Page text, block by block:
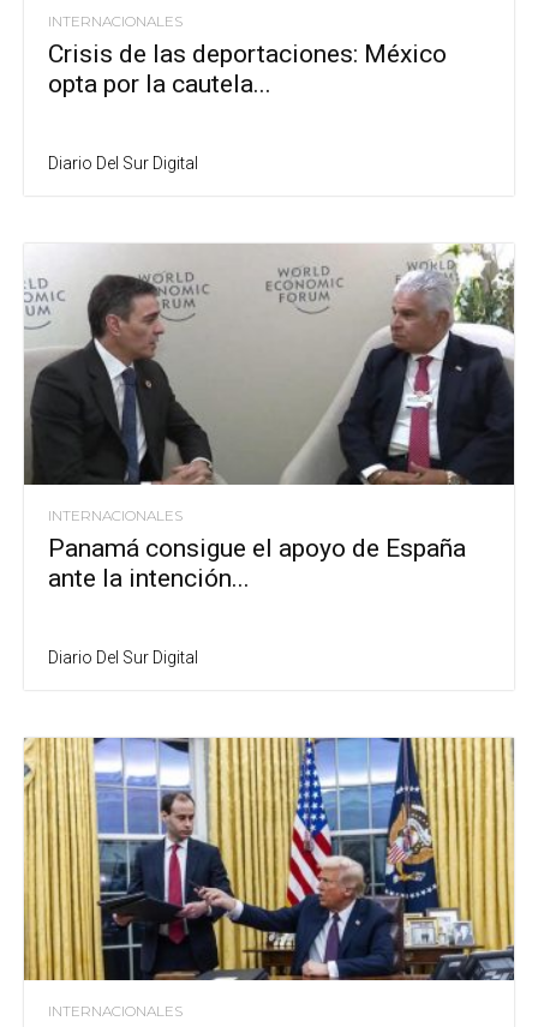
INTERNACIONALES
Crisis de las deportaciones: México
opta por la cautela...
Diario Del Sur Digital
INTERNACIONALES
Panamá consigue el apoyo de España
ante la intención...
Diario Del Sur Digital
INTERNACIONALES